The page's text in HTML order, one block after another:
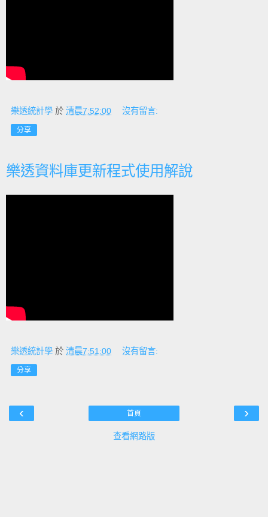
樂透統計學 於 清晨7:52:00 沒有留言:
分享
樂透資料庫更新程式使用解說
樂透統計學 於 清晨7:51:00 沒有留言:
分享
‹ ›
首頁
查看網路版